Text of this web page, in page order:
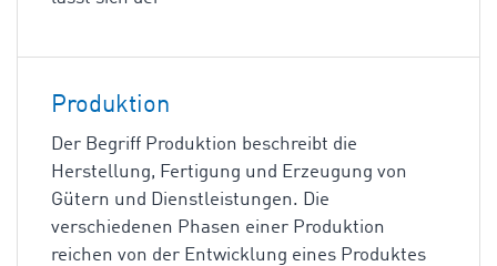
Produktion
Der Begriff Produktion beschreibt die
Herstellung, Fertigung und Erzeugung von
Gütern und Dienstleistungen. Die
verschiedenen Phasen einer Produktion
reichen von der Entwicklung eines Produktes